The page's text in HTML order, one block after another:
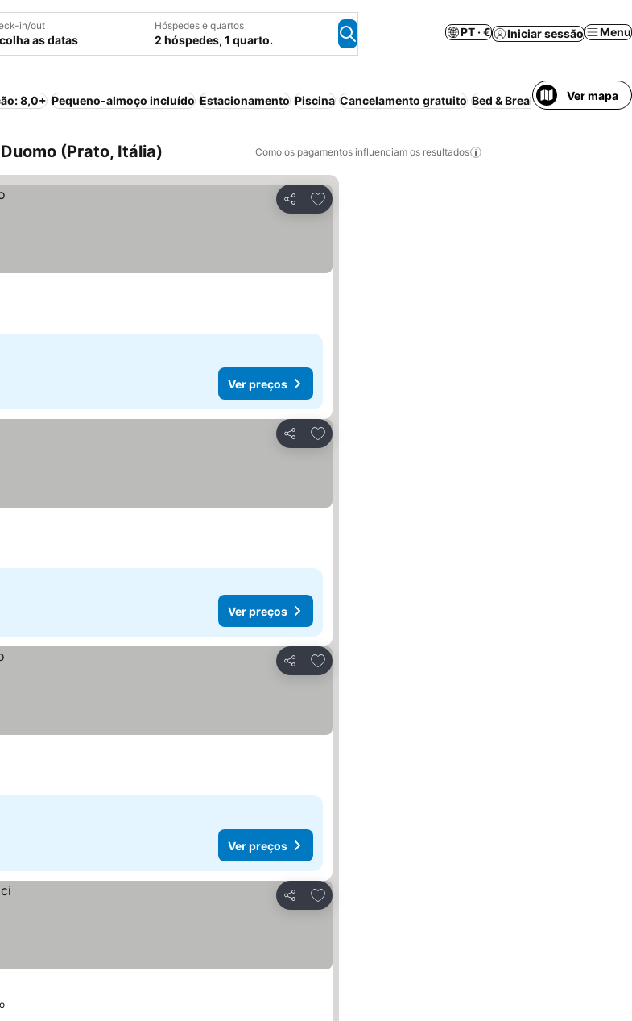
in/out
as datas
Hóspedes e quartos
2 hóspedes, 1 quarto.
PT · € Iniciar sessão Menu
8,0+ Pequeno-almoço incluído Estacionamento Piscina Cancelamento gratuito Bed & Breakfast Aparthotel
Ver mapa
(Prato, Itália) Como os pagamentos influenciam os resultados
Partilhar
Adicionar aos favoritos
Ver preços
Partilhar
Adicionar aos favoritos
Ver preços
Partilhar
Adicionar aos favoritos
Ver preços
Partilhar
Adicionar aos favoritos